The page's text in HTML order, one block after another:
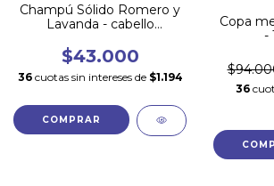
Champú Sólido Romero y
Lavanda - cabello
$43.000
36 cuotas sin intereses de $1.194
Copa
-
36